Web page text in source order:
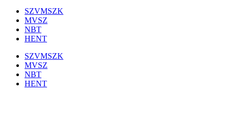
SZVMSZK
MVSZ
NBT
HENT
SZVMSZK
MVSZ
NBT
HENT